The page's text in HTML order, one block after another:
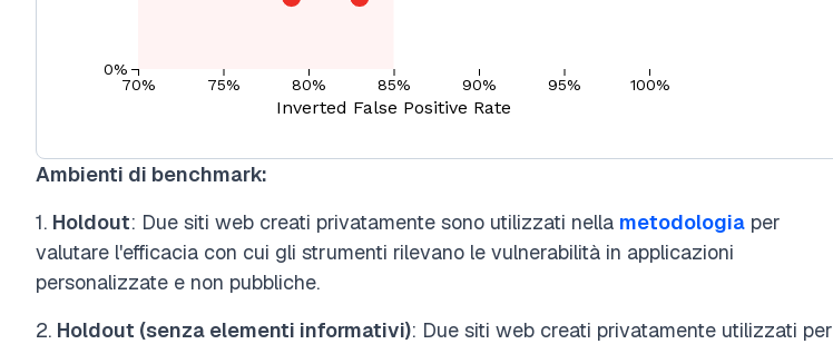
Ambienti di benchmark:
1. Holdout: Due siti web creati privatamente sono utilizzati nella metodologia per
valutare l'efficacia con cui gli strumenti rilevano le vulnerabilità in applicazioni
personalizzate e non pubbliche.
2. Holdout (senza elementi informativi): Due siti web creati privatamente utilizzati per